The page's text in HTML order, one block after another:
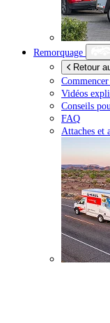
Remorquage
Retour
Vidéos
Conseils
FAQ
Attaches et